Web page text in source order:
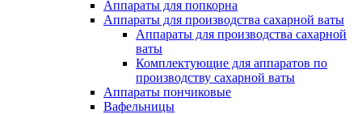
Аппараты для попкорна
Аппараты для производства сахарной ваты
Аппараты для производства сахарной
ваты
Комплектующие для аппаратов по
производству сахарной ваты
Аппараты пончиковые
Вафельницы